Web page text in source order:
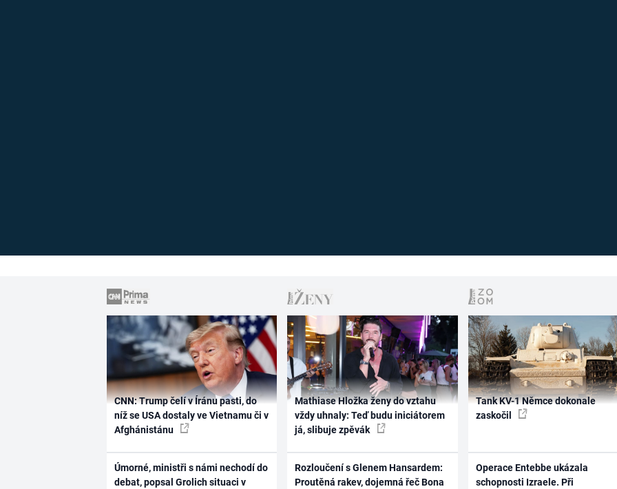
CNN: Trump čelí v Íránu pasti, do
níž se USA dostaly ve Vietnamu či v
Afghánistánu
Úmorné, ministři s námi nechodí do
debat, popsal Grolich situaci v
Mathiase Hložka ženy do vztahu
vždy uhnaly: Teď budu iniciátorem
já, slibuje zpěvák
Rozloučení s Glenem Hansardem:
Proutěná rakev, dojemná řeč Bona
Tank KV-1 Němce dokonale
zaskočil
Operace Entebbe ukázala
schopnosti Izraele. Při